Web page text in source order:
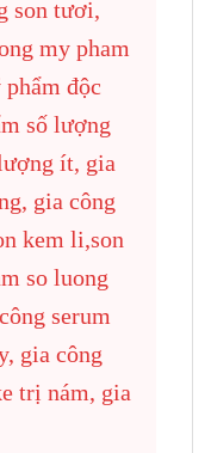
son tươi,
my pham
độc
số lượng
ít, gia
gia công
kem li,son
so luong
serum
gia công
trị nám, gia